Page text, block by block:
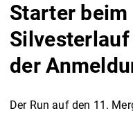
Starter
der
Der Run auf den 11.